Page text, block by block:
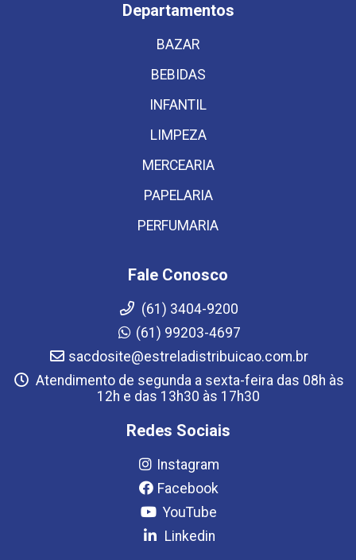
Departamentos
BAZAR
BEBIDAS
INFANTIL
LIMPEZA
MERCEARIA
PAPELARIA
PERFUMARIA
Fale Conosco
(61) 3404-9200
(61) 99203-4697
sacdosite@estreladistribuicao.com.br
Atendimento de segunda a sexta-feira das 08h às
12h e das 13h30 às 17h30
Redes Sociais
Instagram
Facebook
YouTube
Linkedin